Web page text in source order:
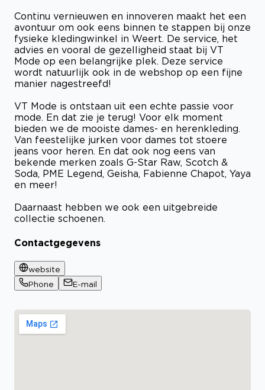
Continu vernieuwen en innoveren maakt het een
avontuur om ook eens binnen te stappen bij onze
fysieke kledingwinkel in Weert. De service, het
advies en vooral de gezelligheid staat bij VT
Mode op een belangrijke plek. Deze service
wordt natuurlijk ook in de webshop op een fijne
manier nagestreefd!
VT Mode is ontstaan uit een echte passie voor
mode. En dat zie je terug! Voor elk moment
bieden we de mooiste dames- en herenkleding.
Van feestelijke jurken voor dames tot stoere
jeans voor heren. En dat ook nog eens van
bekende merken zoals G-Star Raw, Scotch &
Soda, PME Legend, Geisha, Fabienne Chapot, Yaya
en meer!
Daarnaast hebben we ook een uitgebreide
collectie schoenen.
Contactgegevens
website
Phone
E-mail